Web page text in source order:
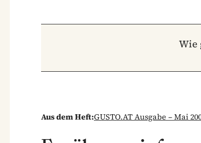
Wie
Aus dem Heft:GUSTO.AT Ausgabe – Mai